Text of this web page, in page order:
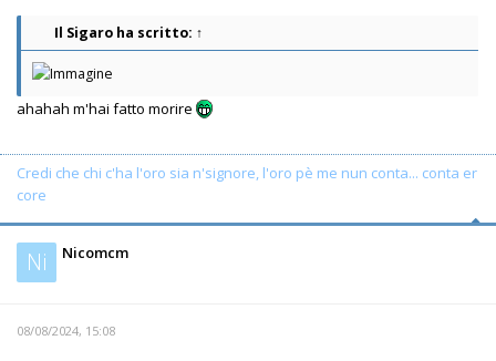
Il Sigaro ha scritto: ↑
ahahah m'hai fatto morire
Credi che chi c'ha l'oro sia n'signore, l'oro pè me nun conta... conta er
core
Ni Nicomcm
08/08/2024, 15:08